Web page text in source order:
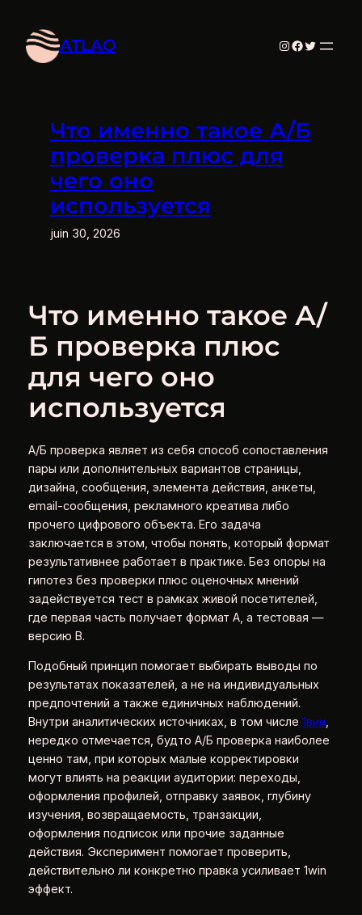
contenu
ATLAO Instagram
Facebook
Twitter
Что именно такое А/Б
проверка плюс для
чего оно
используется
juin 30, 2026
Что именно такое А/
Б проверка плюс
для чего оно
используется
А/Б проверка являет из себя способ сопоставления
пары или дополнительных вариантов страницы,
дизайна, сообщения, элемента действия, анкеты,
email-сообщения, рекламного креатива либо
прочего цифрового объекта. Его задача
заключается в этом, чтобы понять, который формат
результативнее работает в практике. Без опоры на
гипотез без проверки плюс оценочных мнений
задействуется тест в рамках живой посетителей,
где первая часть получает формат A, а тестовая —
версию B.
Подобный принцип помогает выбирать выводы по
результатах показателей, а не на индивидуальных
предпочтений а также единичных наблюдений.
Внутри аналитических источниках, в том числе 1вин,
нередко отмечается, будто А/Б проверка наиболее
ценно там, при которых малые корректировки
могут влиять на реакции аудитории: переходы,
оформления профилей, отправку заявок, глубину
изучения, возвращаемость, транзакции,
оформления подписок или прочие заданные
действия. Эксперимент помогает проверить,
действительно ли конкретно правка усиливает 1win
эффект.